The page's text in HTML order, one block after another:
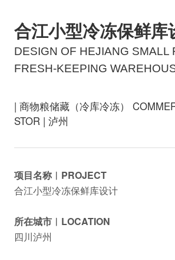
合江小型冷冻保鲜库
DESIGN OF HEJIANG SMALL
FRESH-KEEPING
| 商物粮储藏（冷库冷冻）
STOR | 泸州
项目名称︱PROJECT
合江小型冷冻保鲜库设计
所在城市︱LOCATION
四川泸州